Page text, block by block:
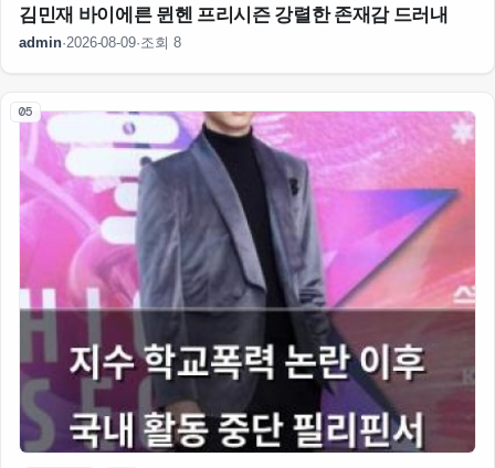
김민재 바이에른 뮌헨 프리시즌 강렬한 존재감 드러내
admin·2026-08-09·조회 8
05